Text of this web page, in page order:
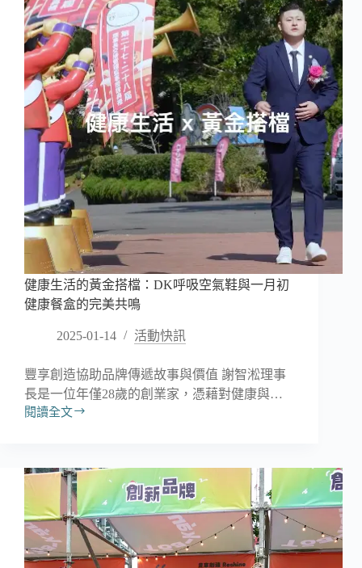
大
連
店
│
一
日
店
長
彣
健康生活的黃金搭檔：DK呼吸空氣鞋與一月初
健康餐盒的完美共鳴
2025-01-14 活動快訊
豐享創造協助品牌傳遞故事與價值 謝智淞理事
長是一位年僅28歲的創業家，憑藉對健康與…
閱讀全文
健
活
金
檔：